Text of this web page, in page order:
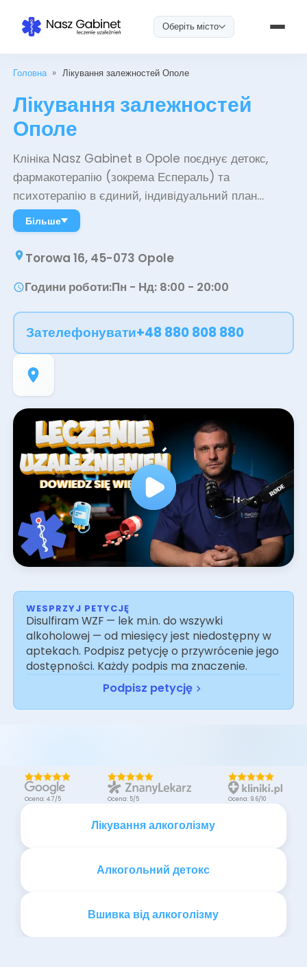
Оберіть місто
Головна » Лікування залежностей Ополе
Лікування залежностей
Ополе
Клініка Nasz Gabinet в Opole поєднує детокс,
фармакотерапію (зокрема Еспераль) та
психотерапію в єдиний, індивідуальний план
лікування залежностей. Терапія проводиться
амбулаторно та онлайн, з повною
конфіденційністю, швидкими термінами запису та
підтримкою після лікування, що дозволяє
продовжувати працювати та виконувати обов'язки.
перервати запій, зменшити потяг, відновити
стосунки та сформувати стійкі звички - крок за
кроком повертаючись до рівноваги. Скористайтеся
нашим календарем, оберіть зручний день та змініть
своє життя на краще.
Більше
Torowa 16, 45-073 Opole
Години роботи:Пн - Нд: 8:00 - 20:00
Зателефонувати+48 880 808 880
WESPRZYJ PETYCJĘ
Disulfiram WZF — lek m.in. do wszywki
alkoholowej — od miesięcy jest niedostępny w
aptekach. Podpisz petycję o przywrócenie jego
dostępności. Każdy podpis ma znaczenie.
Podpisz petycję
Лікування алкоголізму
Алкогольний детокс
Вшивка від алкоголізму
Ocena: 4.7/5 Ocena: 5/5 Ocena: 9.6/10